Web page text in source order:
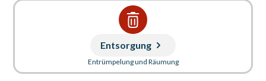
Entsorgung
Entrümpelung und Räumung